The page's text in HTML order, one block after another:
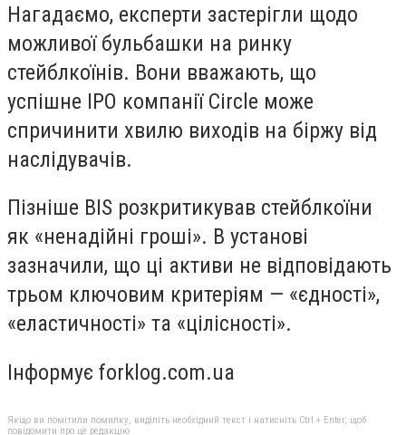
Нагадаємо, експерти застерігли щодо
можливої бульбашки на ринку
стейблкоїнів. Вони вважають, що
успішне IPO компанії Circle може
спричинити хвилю виходів на біржу від
наслідувачів.
Пізніше BIS розкритикував стейблкоїни
як «ненадійні гроші». В установі
зазначили, що ці активи не відповідають
трьом ключовим критеріям — «єдності»,
«еластичності» та «цілісності».
Інформує forklog.com.ua
Якщо ви помітили помилку, виділіть необхідний текст і натисніть Ctrl + Enter, щоб
повідомити про це редакцію